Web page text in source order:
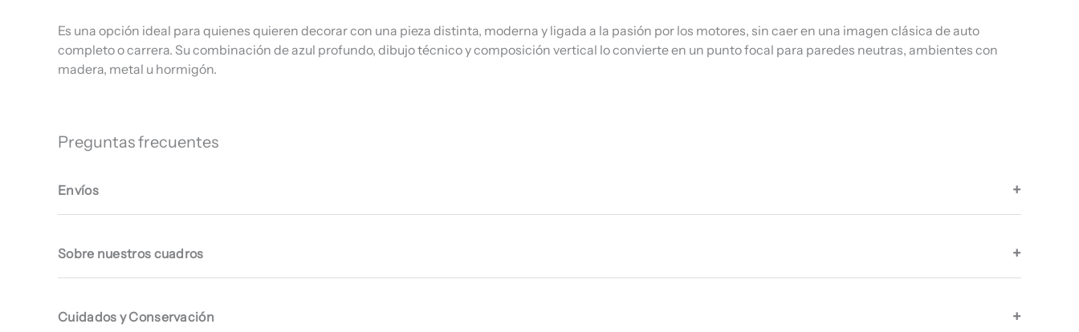
Es una opción ideal para quienes quieren decorar con una pieza distinta, moderna y ligada a la pasión por los motores, sin caer en una imagen clásica de auto
completo o carrera. Su combinación de azul profundo, dibujo técnico y composición vertical lo convierte en un punto focal para paredes neutras, ambientes con
madera, metal u hormigón.
Preguntas frecuentes
Envíos
Sobre nuestros cuadros
Cuidados y Conservación